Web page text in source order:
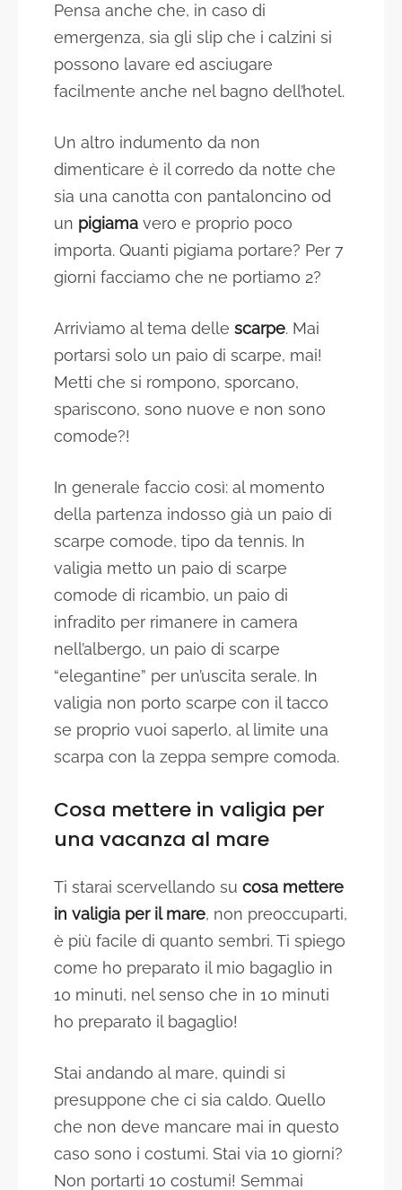
Pensa anche che, in caso di
emergenza, sia gli slip che i calzini si
possono lavare ed asciugare
facilmente anche nel bagno dell’hotel.
Un altro indumento da non
dimenticare è il corredo da notte che
sia una canotta con pantaloncino od
un pigiama vero e proprio poco
importa. Quanti pigiama portare? Per 7
giorni facciamo che ne portiamo 2?
Arriviamo al tema delle scarpe. Mai
portarsi solo un paio di scarpe, mai!
Metti che si rompono, sporcano,
spariscono, sono nuove e non sono
comode?!
In generale faccio così: al momento
della partenza indosso già un paio di
scarpe comode, tipo da tennis. In
valigia metto un paio di scarpe
comode di ricambio, un paio di
infradito per rimanere in camera
nell’albergo, un paio di scarpe
“elegantine” per un’uscita serale. In
valigia non porto scarpe con il tacco
se proprio vuoi saperlo, al limite una
scarpa con la zeppa sempre comoda.
Cosa mettere in valigia per
una vacanza al mare
Ti starai scervellando su cosa mettere
in valigia per il mare, non preoccuparti,
è più facile di quanto sembri. Ti spiego
come ho preparato il mio bagaglio in
10 minuti, nel senso che in 10 minuti
ho preparato il bagaglio!
Stai andando al mare, quindi si
presuppone che ci sia caldo. Quello
che non deve mancare mai in questo
caso sono i costumi. Stai via 10 giorni?
Non portarti 10 costumi! Semmai